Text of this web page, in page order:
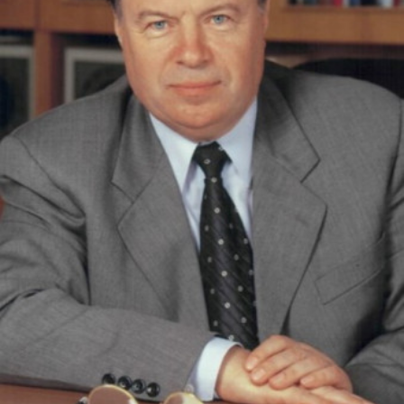
СТРУКТУРА
Президія НАН України
Апарат Президії
Секція фізико-технічних і математичних
наук
Секція хімічних і біологічних наук
Секція суспільних і гуманітарних наук
Установи при Президії
Ради, комітети та комісії
Наукові центри МОН та НАН України
Громадські організації